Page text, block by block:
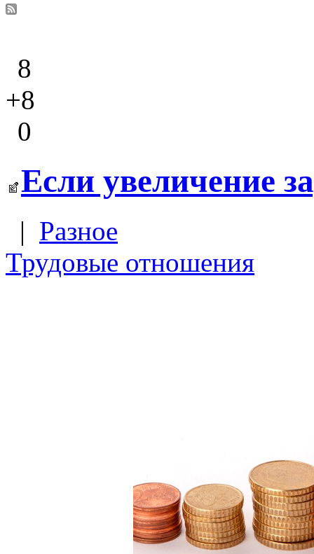
8
+8
0
Если увеличение
| Разное
Трудовые отношения